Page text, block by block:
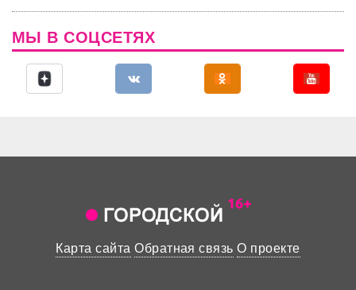
МЫ В СОЦСЕТЯХ
Карта сайта Обратная связь О проекте